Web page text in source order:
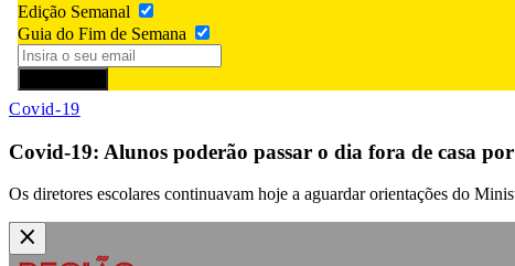
Edição Semanal
Guia do Fim de Semana
Covid-19
Covid-19: Alunos poderão passar o dia fora de casa
Os diretores escolares continuavam hoje a aguardar orientações do